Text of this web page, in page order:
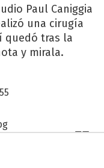
Paul Caniggia
una cirugía
quedó tras la
y mirala.